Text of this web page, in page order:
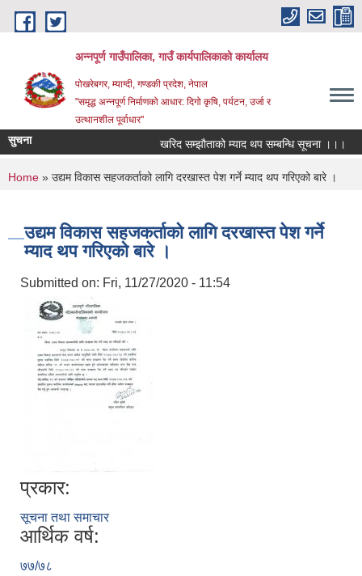
Skip to main content
अन्‍नपूर्ण गाउँपालिका, गाउँ कार्यपालिकाको कार्यालय
पोखरेबगर, म्याग्दी, गण्डकी प्रदेश, नेपाल
"समृद्ध अन्‍नपूर्ण निर्माणको आधार: दिगो कृषि, पर्यटन, उर्जा र
उत्थानशील पूर्वाधार"
सुचना खरिद सम्झौताको म्याद थप सम्बन्धि सूचना ।।।
You are here
Home » उद्यम विकास सहजकर्ताको लागि दरखास्त पेश गर्ने म्याद थप गरिएको बारे ।
उद्यम विकास सहजकर्ताको लागि दरखास्त पेश गर्ने
म्याद थप गरिएको बारे ।
Submitted on: Fri, 11/27/2020 - 11:54
प्रकार:
सूचना तथा समाचार
आर्थिक वर्ष:
७७/७८